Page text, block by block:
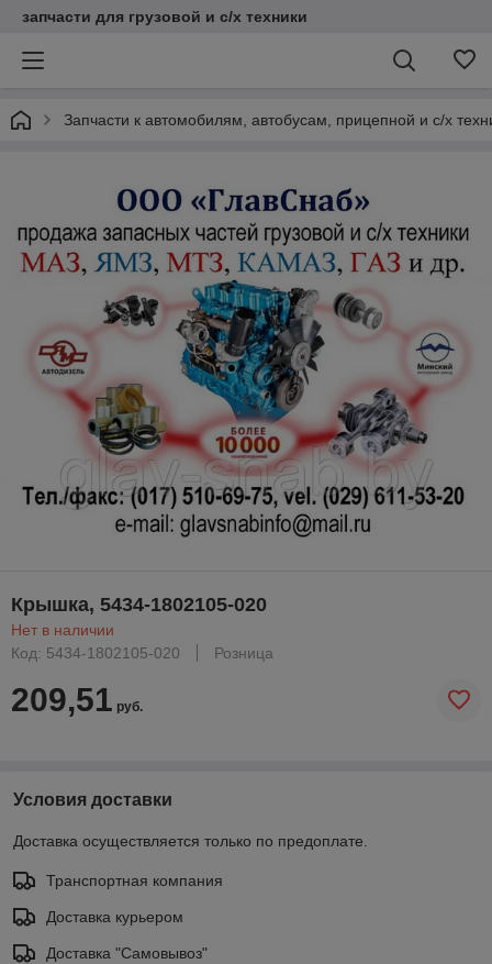
запчасти для грузовой и с/х техники
Запчасти к автомобилям, автобусам, прицепной и с/х
Крышка, 5434-1802105-020
Нет в наличии
Код: 5434-1802105-020
Розница
209,51 руб.
Условия доставки
Доставка осуществляется только по предоплате.
Транспортная компания
Доставка курьером
Доставка "Самовывоз"